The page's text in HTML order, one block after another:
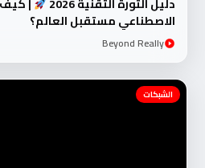
دليل الثورة التقنية 2026
| كيف
الاصطناعي مستقبل العالم؟
Beyond Really
الشبكات